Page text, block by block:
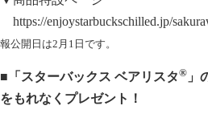
https://enjoystarbuckschilled.jp/
報公開日は2月1日です。
■「スターバックス ベアリスタ® 」
をもれなくプレゼント！